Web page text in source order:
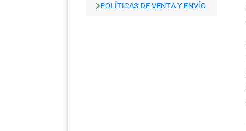
POLÍTICAS DE VENTA Y ENVÍO